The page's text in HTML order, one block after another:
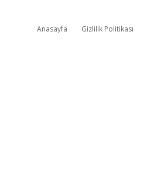
Anasayfa Gizlilik Politikası